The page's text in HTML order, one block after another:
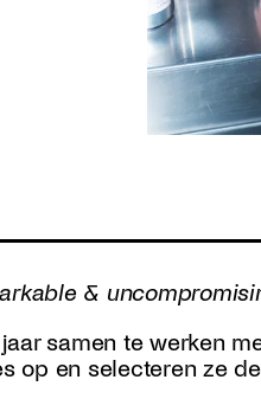
&
samen te werken
op en selecteren ze de